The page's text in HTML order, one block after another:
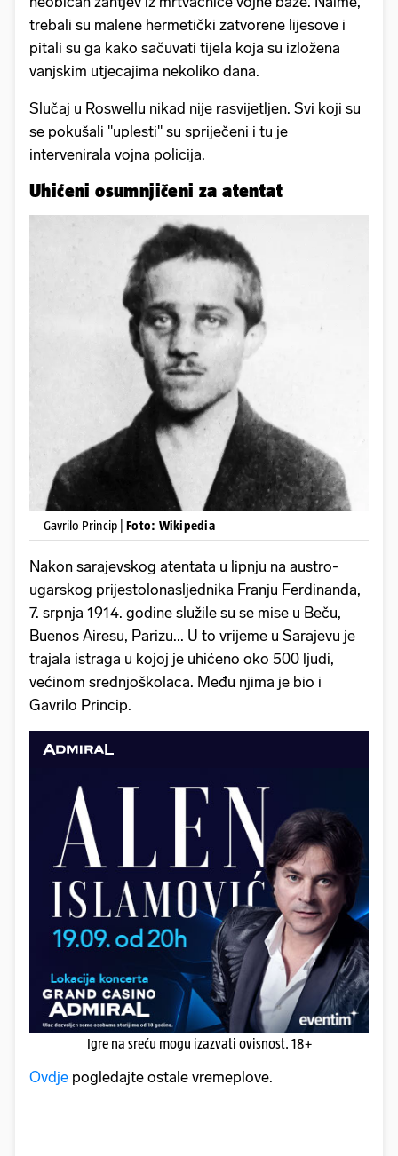
trebali su malene hermetički zatvorene lijesove i
pitali su ga kako sačuvati tijela koja su izložena
vanjskim utjecajima nekoliko dana.
Slučaj u Roswellu nikad nije rasvijetljen. Svi koji su
se pokušali "uplesti" su spriječeni i tu je
intervenirala vojna policija.
Uhićeni osumnjičeni za atentat
Gavrilo Princip | Foto: Wikipedia
Nakon sarajevskog atentata u lipnju na austro-
ugarskog prijestolonasljednika Franju Ferdinanda,
7. srpnja 1914. godine služile su se mise u Beču,
Buenos Airesu, Parizu... U to vrijeme u Sarajevu je
trajala istraga u kojoj je uhićeno oko 500 ljudi,
većinom srednjoškolaca. Među njima je bio i
Gavrilo Princip.
Igre na sreću mogu izazvati ovisnost. 18+
Ovdje pogledajte ostale vremeplove.